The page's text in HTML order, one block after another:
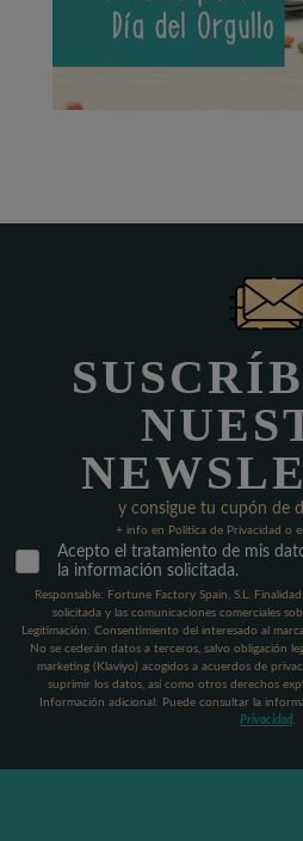
y consigue tu cupón de
+ info en Política de Privacidad o
Acepto el tratamiento de mis
la información solicitada.
Responsable: Fortune Factory Spain, S.L.
solicitada y las comunicaciones comerciales
Legitimación: Consentimiento del interesado al
No se cederán datos a terceros, salvo obligación
marketing (Klaviyo) acogidos a acuerdos de
suprimir los datos, así como otros derechos
Información adicional: Puede consultar la
Privacidad